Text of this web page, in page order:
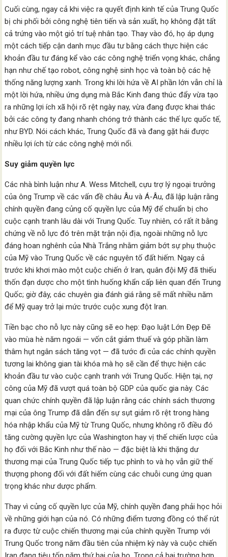
Cuối cùng, ngay cả khi việc ra quyết định kinh tế của Trung Quốc
bị chi phối bởi công nghệ tiên tiến và sản xuất, họ không đặt tất
cả trứng vào một giỏ trí tuệ nhân tạo. Thay vào đó, họ áp dụng
một cách tiếp cận danh mục đầu tư bằng cách thực hiện các
khoản đầu tư đáng kể vào các công nghệ triển vọng khác, chẳng
hạn như chế tạo robot, công nghệ sinh học và toàn bộ các hệ
thống năng lượng xanh. Trong khi lời hứa về AI phần lớn vẫn chỉ là
một lời hứa, nhiều ứng dụng mà Bắc Kinh đang thúc đẩy vừa tạo
ra những lợi ích xã hội rõ rệt ngày nay, vừa đang được khai thác
bởi các công ty đang nhanh chóng trở thành các thế lực quốc tế,
như BYD. Nói cách khác, Trung Quốc đã và đang gặt hái được
nhiều lợi ích từ các công nghệ mới nổi.
Suy giảm quyền lực
Các nhà bình luận như A. Wess Mitchell, cựu trợ lý ngoại trưởng
của ông Trump về các vấn đề châu Âu và Á-Âu, đã lập luận rằng
chính quyền đang củng cố quyền lực của Mỹ để chuẩn bị cho
cuộc cạnh tranh lâu dài với Trung Quốc. Tuy nhiên, có rất ít bằng
chứng về nỗ lực đó trên mặt trận nội địa, ngoài những nỗ lực
đáng hoan nghênh của Nhà Trắng nhằm giảm bớt sự phụ thuộc
của Mỹ vào Trung Quốc về các nguyên tố đất hiếm. Ngay cả
trước khi khơi mào một cuộc chiến ở Iran, quân đội Mỹ đã thiếu
thốn đạn dược cho một tình huống khẩn cấp liên quan đến Trung
Quốc; giờ đây, các chuyên gia đánh giá rằng sẽ mất nhiều năm
để Mỹ quay trở lại mức trước cuộc xung đột Iran.
Tiền bạc cho nỗ lực này cũng sẽ eo hẹp: Đạo luật Lớn Đẹp Đẽ
vào mùa hè năm ngoái — vốn cắt giảm thuế và góp phần làm
thâm hụt ngân sách tăng vọt — đã tước đi của các chính quyền
tương lai không gian tài khóa mà họ sẽ cần để thực hiện các
khoản đầu tư vào cuộc cạnh tranh với Trung Quốc. Hiện tại, nợ
công của Mỹ đã vượt quá toàn bộ GDP của quốc gia này. Các
quan chức chính quyền đã lập luận rằng các chính sách thương
mại của ông Trump đã dẫn đến sự sụt giảm rõ rệt trong hàng
hóa nhập khẩu của Mỹ từ Trung Quốc, nhưng không rõ điều đó
tăng cường quyền lực của Washington hay vị thế chiến lược của
họ đối với Bắc Kinh như thế nào — đặc biệt là khi thặng dư
thương mại của Trung Quốc tiếp tục phình to và họ vẫn giữ thế
thượng phong đối với đất hiếm cùng các chuỗi cung ứng quan
trọng khác như dược phẩm.
Thay vì củng cố quyền lực của Mỹ, chính quyền đang phải học hỏi
về những giới hạn của nó. Có những điểm tương đồng có thể rút
ra được từ cuộc chiến thương mại của chính quyền Trump với
Trung Quốc trong năm đầu tiên của nhiệm kỳ này và cuộc chiến